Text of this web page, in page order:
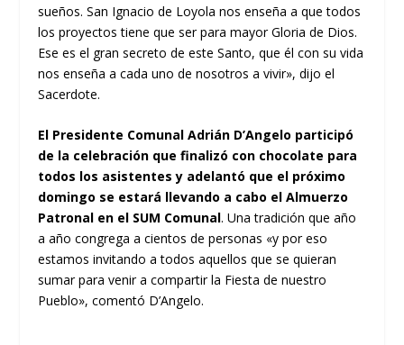
sueños. San Ignacio de Loyola nos enseña a que todos
los proyectos tiene que ser para mayor Gloria de Dios.
Ese es el gran secreto de este Santo, que él con su vida
nos enseña a cada uno de nosotros a vivir», dijo el
Sacerdote.
El Presidente Comunal Adrián D’Angelo participó
de la celebración que finalizó con chocolate para
todos los asistentes y adelantó que el próximo
domingo se estará llevando a cabo el Almuerzo
Patronal en el SUM Comunal. Una tradición que año
a año congrega a cientos de personas «y por eso
estamos invitando a todos aquellos que se quieran
sumar para venir a compartir la Fiesta de nuestro
Pueblo», comentó D’Angelo.